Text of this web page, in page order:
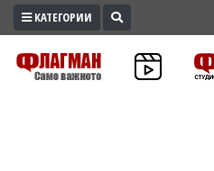
ПРОМО
ЗОНА
КАТЕГОРИИ